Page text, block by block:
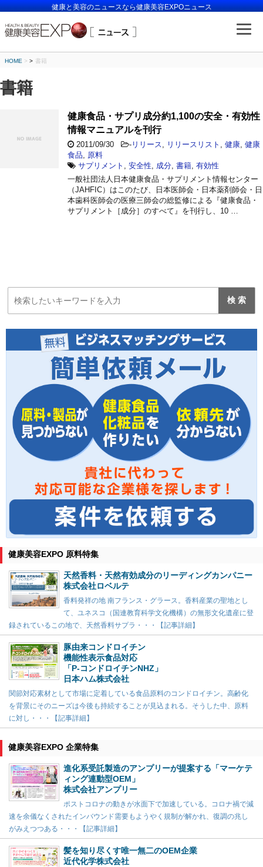
健康と美容のニュースなら健康美容EXPOニュース
HOME > 書籍
書籍
健康食品・サプリ成分約1,100の安全・有効性
情報マニュアルを刊行
2011/09/30 - リリース リリースリスト 健康 健康
食品
原料
サプリメント
安全性 成分 書籍 有効性
一般社団法人日本健康食品・サプリメント情報センター
（JAHFIC）はこのたび、日本医師会・日本薬剤師会・日
本歯科医師会の医療三師会の総監修による『健康食品・
サプリメント［成分］のすべて』を刊行し、10 …
健康美容EXPO 原料特集
天然香料・天然有効成分のリーディングカンパニー
株式会社ロベルテ
香料発祥の地 南フランス・グラース。香料産業の聖地とし
て、ユネスコ（国連教育科学文化機構）の無形文化遺産に登
録されているこの地で、天然香料サプラ・・・【記事詳細】
豚由来コンドロイチン
機能性表示食品対応
「P-コンドロイチンNHZ」
日本ハム株式会社
関節対応素材として市場に定着している食品原料のコンドロイチン。高齢化
を背景にそのニーズは今後も持続することが見込まれる。そうした中、原料
に対し・・・【記事詳細】
健康美容EXPO 企業特集
進化系受託製造のアンプリーが提案する「マーケテ
ィング連動型OEM」
株式会社アンプリー
ポストコロナの動きが水面下で加速している。コロナ禍で減
速を余儀なくされたインバウンド需要もようやく規制が解かれ、復調の兆し
がみえつつある・・・【記事詳細】
髪を知り尽くす唯一無二のOEM企業
近代化学株式会社